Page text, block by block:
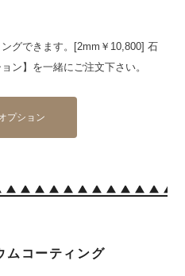
グできます。[2mm￥10,800] 石
ン】を一緒にご注文下さい。
プション
ムコーティング